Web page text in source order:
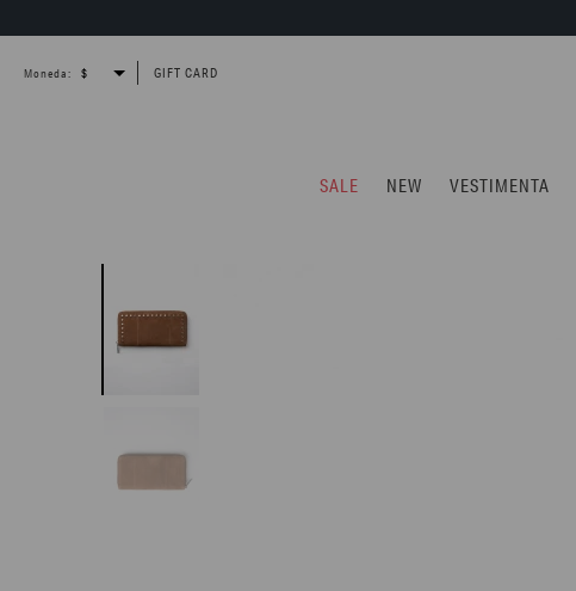
SALE NEW VESTIMENTA
Moneda: GIFT CARD